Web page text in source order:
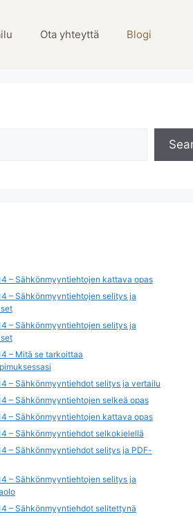
Ota yhteyttä Blogi
– Sähkönmyyntiehtojen kattava opas
– Sähkönmyyntiehtojen selitys ja
– Sähkönmyyntiehtojen selitys ja
– Mitä se tarkoittaa
– Sähkönmyyntiehdot selitys ja vertailu
– Sähkönmyyntiehtojen selkeä opas
– Sähkönmyyntiehtojen kattava opas
– Sähkönmyyntiehdot selkokielellä
– Sähkönmyyntiehdot selitys ja PDF-
– Sähkönmyyntiehtojen selitys ja
– Sähkönmyyntiehdot selitettynä